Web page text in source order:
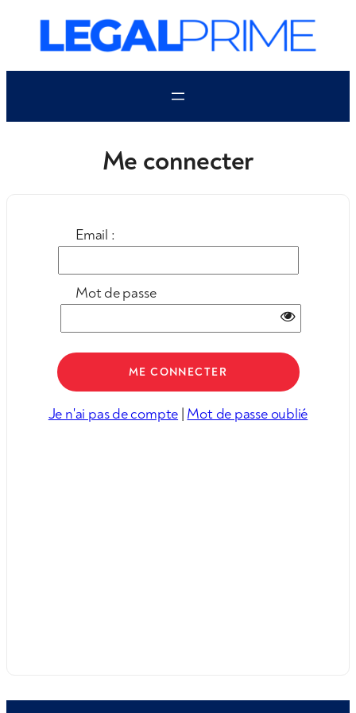
contenu
Me connecter
Email :
Mot de passe
Je n'ai pas de compte | Mot de passe oublié